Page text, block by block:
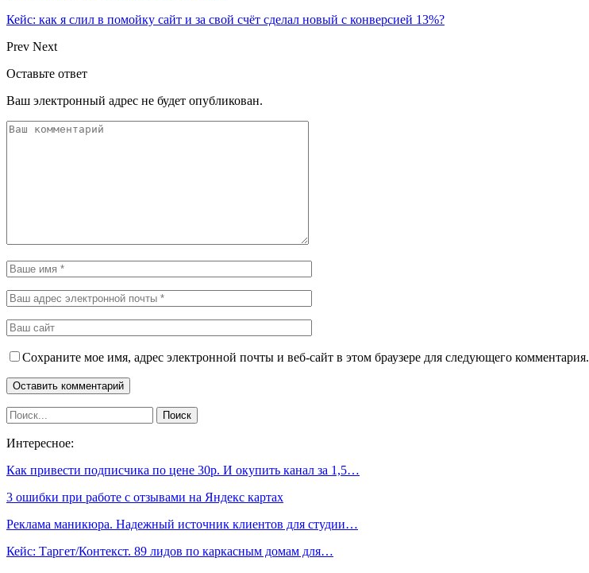
Кейс: как я слил в помойку сайт и за свой счёт сделал новый с конверсией 13%?
Prev Next
Оставьте ответ
Ваш электронный адрес не будет опубликован.
Сохраните мое имя, адрес электронной почты и веб-сайт в этом браузере для следующего комментария.
Интересное:
Как привести подписчика по цене 30р. И окупить канал за 1,5…
3 ошибки при работе с отзывами на Яндекс картах
Реклама маникюра. Надежный источник клиентов для студии…
Кейс: Таргет/Контекст. 89 лидов по каркасным домам для…